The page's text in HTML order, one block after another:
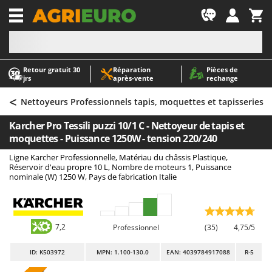
Retour gratuit 30
jrs
Réparation
après‑vente
Pièces de
rechange
-1
A
Abris de jardin
Accessoires pour tracteurs tondeuses autoportés
Aérateurs Scarificateurs pour gazon
Arracheuses de pommes de terre pour tracteur
Aspirateurs - Balais Électriques
Aspirateurs à cendres
Aspirateurs à feuilles sur roues
Aspirateurs de piscine
Aspirateurs Multifonctions
A
AgriEuro Premium
AgriEuro TOP-LINE
AGT
Aima
Airmec
ALA 2000
Alce
< Nettoyeurs Professionnels tapis, moquettes et tapisseries
Karcher Pro Tessili puzzi 10/1 C - Nettoyeur de tapis et
moquettes - Puissance 1250W - tension 220/240
Ligne Karcher Professionnelle, Matériau du châssis Plastique,
Réservoir d'eau propre 10 L, Nombre de moteurs 1, Puissance
nominale (W) 1250 W, Pays de fabrication Italie
7,2 Professionnel (35) 4,75/5
ID: K503972 MPN: 1.100-130.0 EAN: 4039784917088 R-5